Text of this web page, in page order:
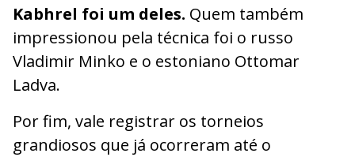
Kabhrel foi um deles. Quem também
impressionou pela técnica foi o russo
Vladimir Minko e o estoniano Ottomar
Ladva.
Por fim, vale registrar os torneios
grandiosos que já ocorreram até o